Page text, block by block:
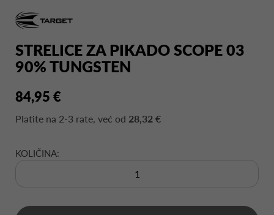
STRELICE ZA PIKADO SCOPE 03
90% TUNGSTEN
84,95 €
Platite na 2-3 rate, već od 28,32 €
KOLIČINA: